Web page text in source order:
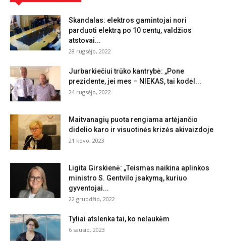
Skandalas: elektros gamintojai nori
parduoti elektrą po 10 centų, valdžios
atstovai...
28 rugsėjo, 2022
Jurbarkiečiui trūko kantrybė: „Pone
prezidente, jei mes – NIEKAS, tai kodėl...
24 rugsėjo, 2022
Maitvanagių puota rengiama artėjančio
didelio karo ir visuotinės krizės akivaizdoje
21 kovo, 2023
Ligita Girskienė: „Teismas naikina aplinkos
ministro S. Gentvilo įsakymą, kuriuo
gyventojai...
22 gruodžio, 2022
Tyliai atslenka tai, ko nelaukėm
6 sausio, 2023